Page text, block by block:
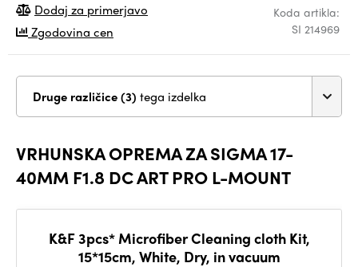
Koda artikla:
SI 214969
Dodaj za primerjavo
Zgodovina cen
Druge različice (3) tega izdelka
VRHUNSKA OPREMA ZA SIGMA 17-
40MM F1.8 DC ART PRO L-MOUNT
K&F 3pcs* Microfiber Cleaning cloth Kit,
15*15cm, White, Dry, in vacuum